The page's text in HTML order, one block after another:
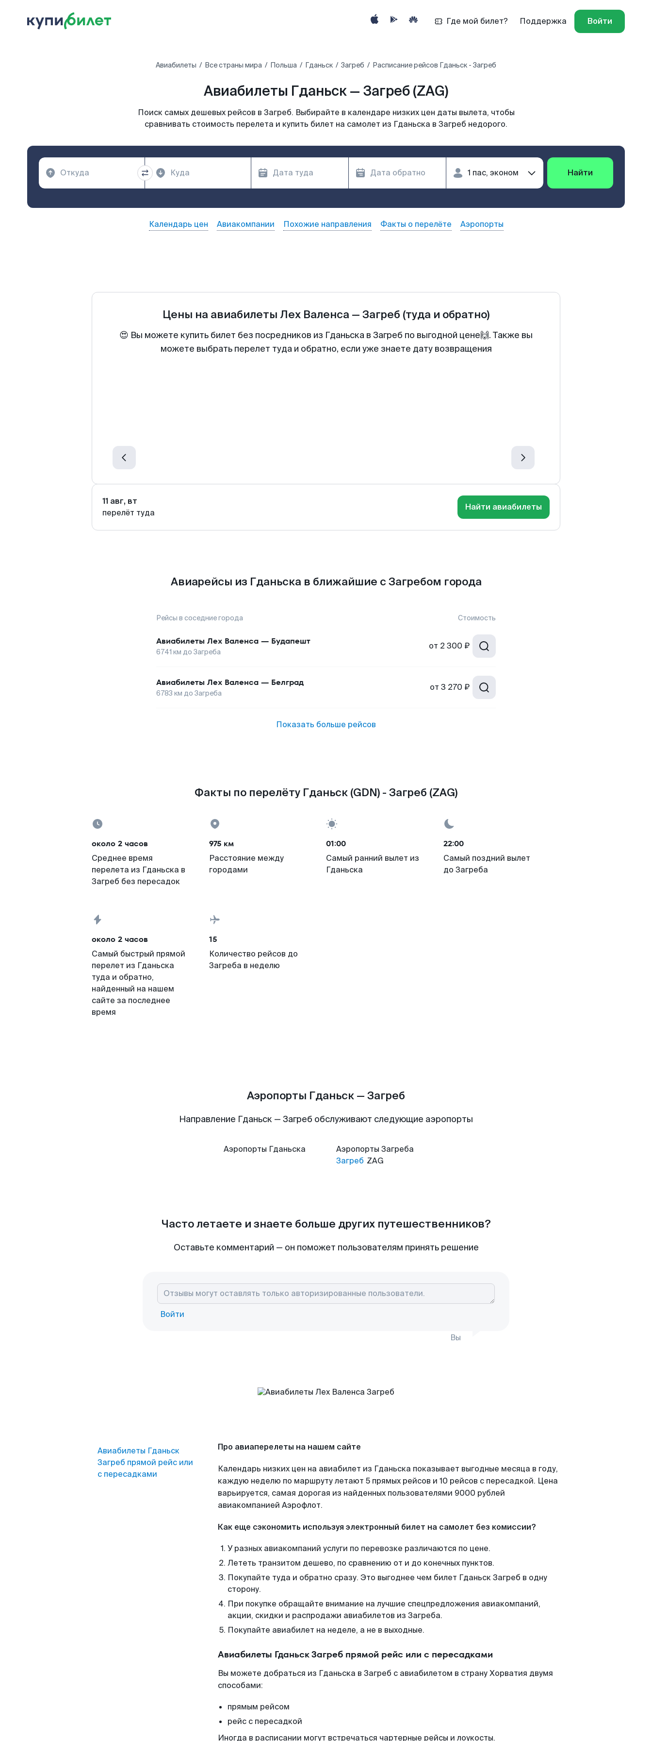
Где мой билет? Поддержка Войти
Авиабилеты Все страны мира Польша Гданьск Загреб Расписание рейсов Гданьск - Загреб
Авиабилеты Гданьск — Загреб (ZAG)
Поиск самых дешевых рейсов в Загреб. Выбирайте в календаре низких цен даты вылета, чтобы
сравнивать стоимость перелета и купить билет на самолет из Гданьска в Загреб недорого.
Найти
Календарь цен Авиакомпании Похожие направления Факты о перелёте Аэропорты
Цены на авиабилеты Лех Валенса — Загреб (туда и обратно)
😍 Вы можете купить билет без посредников из Гданьска в Загреб по выгодной цене🙌. Также вы
можете выбрать перелет туда и обратно, если уже знаете дату возвращения
11 авг, вт
перелёт туда
Найти авиабилеты
Авиарейсы из Гданьска в ближайшие с Загребом города
Рейсы в соседние города Стоимость
Авиабилеты Лех Валенса — Будапешт
6741 км до Загреба
от 2 300 ₽
Авиабилеты Лех Валенса — Белград
6783 км до Загреба
от 3 270 ₽
Показать больше рейсов
Факты по перелёту Гданьск (GDN) - Загреб (ZAG)
около 2 часов
Среднее время
перелета из Гданьска в
Загреб без пересадок
975 км
Расстояние между
городами
01:00
Самый ранний вылет из
Гданьска
22:00
Самый поздний вылет
до Загреба
около 2 часов
Самый быстрый прямой
перелет из Гданьска
туда и обратно,
найденный на нашем
сайте за последнее
время
15
Количество рейсов до
Загреба в неделю
Аэропорты Гданьск — Загреб
Направление Гданьск — Загреб обслуживают следующие аэропорты
Аэропорты Гданьска Аэропорты Загреба
Загреб ZAG
Часто летаете и знаете больше других путешественников?
Оставьте комментарий — он поможет пользователям принять решение
Войти
Вы
Авиабилеты Гданьск
Загреб прямой рейс или
с пересадками
Про авиаперелеты на нашем сайте
Календарь низких цен на авиабилет из Гданьска показывает выгодные месяца в году,
каждую неделю по маршруту летают 5 прямых рейсов и 10 рейсов с пересадкой. Цена
варьируется, самая дорогая из найденных пользователями 9000 рублей
авиакомпанией Аэрофлот.
Как еще сэкономить используя электронный билет на самолет без комиссии?
У разных авиакомпаний услуги по перевозке различаются по цене.
Лететь транзитом дешево, по сравнению от и до конечных пунктов.
Покупайте туда и обратно сразу. Это выгоднее чем билет Гданьск Загреб в одну
сторону.
При покупке обращайте внимание на лучшие спецпредложения авиакомпаний,
акции, скидки и распродажи авиабилетов из Загреба.
Покупайте авиабилет на неделе, а не в выходные.
Авиабилеты Гданьск Загреб прямой рейс или с пересадками
Вы можете добраться из Гданьска в Загреб с авиабилетом в страну Хорватия двумя
способами:
прямым рейсом
рейс с пересадкой
Иногда в расписании могут встречаться чартерные рейсы и лоукосты.